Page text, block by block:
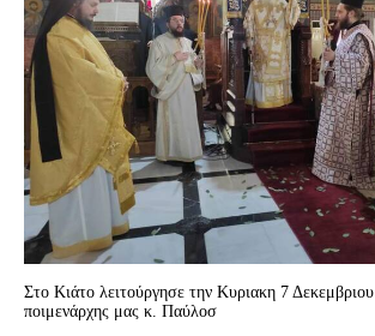
Στο Kιάτο λειτούργησε την Κυριακη 7
ποιμενάρχης μας κ. Παύλοσ